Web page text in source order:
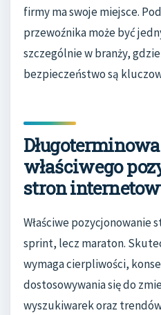
firmy ma swoje miejsce.
przewoźnika może być
szczególnie w branży,
bezpieczeństwo są
właściwego
stron
Właściwe
sprint, lecz maraton.
wymaga cierpliwości,
dostosowywania się do
wyszukiwarek oraz